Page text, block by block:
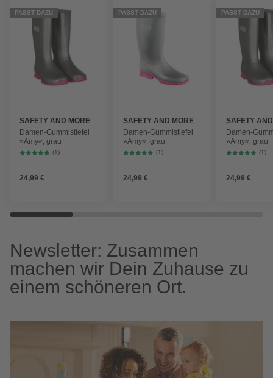
PASST DAZU
SAFETY AND MORE
Damen-Gummistiefel
»Amy«, grau
(1)
24,99 €
PASST DAZU
SAFETY AND MORE
Damen-Gummistiefel
»Amy«, grau
(1)
24,99 €
PASST DAZU
SAFETY
Damen-
»Amy«, grau
(1)
24,99 €
Newsletter: Zusammen
machen wir Dein Zuhause zu
einem schöneren Ort.